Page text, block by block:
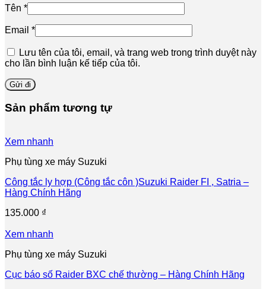
Tên *
Email *
Lưu tên của tôi, email, và trang web trong trình duyệt này
cho lần bình luận kế tiếp của tôi.
Sản phẩm tương tự
Xem nhanh
Phụ tùng xe máy Suzuki
Công tắc ly hợp (Công tắc côn )Suzuki Raider FI , Satria –
Hàng Chính Hãng
135.000 ₫
Xem nhanh
Phụ tùng xe máy Suzuki
Cục báo số Raider BXC chế thường – Hàng Chính Hãng